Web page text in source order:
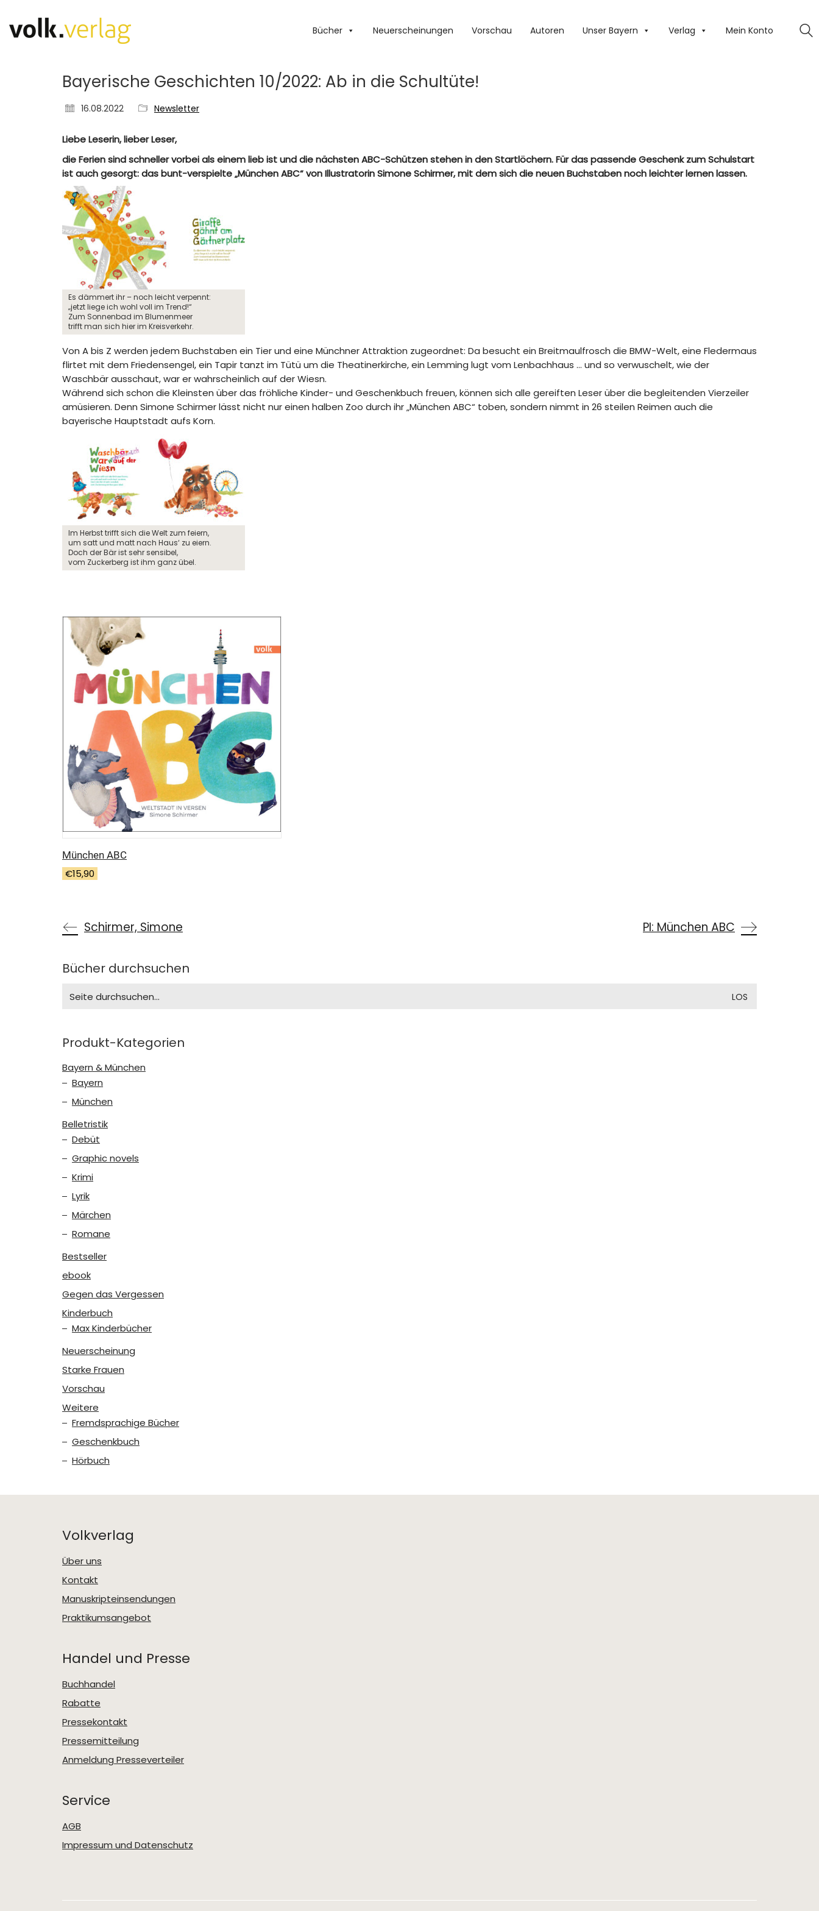
Bücher Neuerscheinungen Vorschau Autoren Unser Bayern Verlag Mein Konto
Bayerische Geschichten 10/2022: Ab in die Schultüte!
16.08.2022 Newsletter
Liebe Leserin, lieber Leser,
die Ferien sind schneller vorbei als einem lieb ist und die nächsten ABC-Schützen stehen in den Startlöchern. Für das passende Geschenk zum Schulstart
ist auch gesorgt: das bunt-verspielte „München ABC“ von Illustratorin Simone Schirmer, mit dem sich die neuen Buchstaben noch leichter lernen lassen.
Es dämmert ihr – noch leicht verpennt:
„jetzt liege ich wohl voll im Trend!“
Zum Sonnenbad im Blumenmeer
trifft man sich hier im Kreisverkehr.
Von A bis Z werden jedem Buchstaben ein Tier und eine Münchner Attraktion zugeordnet: Da besucht ein Breitmaulfrosch die BMW-Welt, eine Fledermaus
flirtet mit dem Friedensengel, ein Tapir tanzt im Tütü um die Theatinerkirche, ein Lemming lugt vom Lenbachhaus … und so verwuschelt, wie der
Waschbär ausschaut, war er wahrscheinlich auf der Wiesn.
Während sich schon die Kleinsten über das fröhliche Kinder- und Geschenkbuch freuen, können sich alle gereiften Leser über die begleitenden Vierzeiler
amüsieren. Denn Simone Schirmer lässt nicht nur einen halben Zoo durch ihr „München ABC“ toben, sondern nimmt in 26 steilen Reimen auch die
bayerische Hauptstadt aufs Korn.
Im Herbst trifft sich die Welt zum feiern,
um satt und matt nach Haus‘ zu eiern.
Doch der Bär ist sehr sensibel,
vom Zuckerberg ist ihm ganz übel.
München ABC
€15,90
Schirmer, Simone PI: München ABC
Bücher durchsuchen
for:
Produkt-Kategorien
Bayern & München
Bayern
München
Belletristik
Debüt
Graphic novels
Krimi
Lyrik
Märchen
Romane
Bestseller
ebook
Gegen das Vergessen
Kinderbuch
Max Kinderbücher
Neuerscheinung
Starke Frauen
Vorschau
Weitere
Fremdsprachige Bücher
Geschenkbuch
Hörbuch
Volkverlag
Über uns
Kontakt
Manuskripteinsendungen
Praktikumsangebot
Handel und Presse
Buchhandel
Rabatte
Pressekontakt
Pressemitteilung
Anmeldung Presseverteiler
Service
AGB
Impressum und Datenschutz